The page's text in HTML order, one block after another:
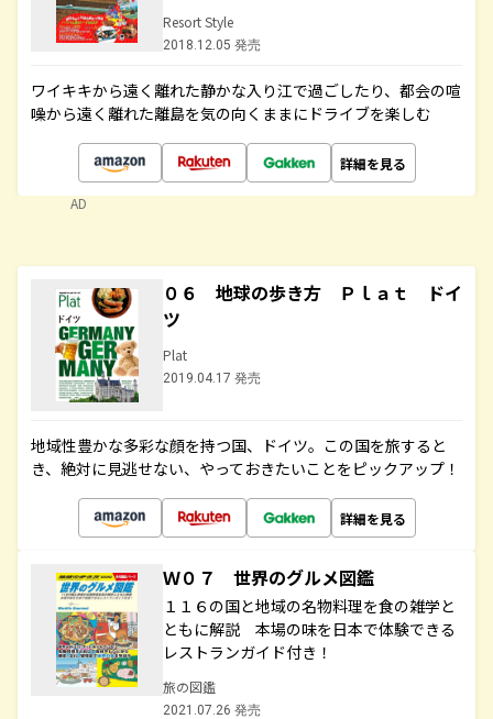
Resort Style
2018.12.05 発売
ワイキキから遠く離れた静かな入り江で過ごしたり、都会の喧
噪から遠く離れた離島を気の向くままにドライブを楽しむ
詳細を見る
AD
０６ 地球の歩き方 Ｐｌａｔ ドイ
ツ
Plat
2019.04.17 発売
地域性豊かな多彩な顔を持つ国、ドイツ。この国を旅すると
き、絶対に見逃せない、やっておきたいことをピックアップ！
詳細を見る
Ｗ０７ 世界のグルメ図鑑
１１６の国と地域の名物料理を食の雑学と
ともに解説 本場の味を日本で体験できる
レストランガイド付き！
旅の図鑑
2021.07.26 発売